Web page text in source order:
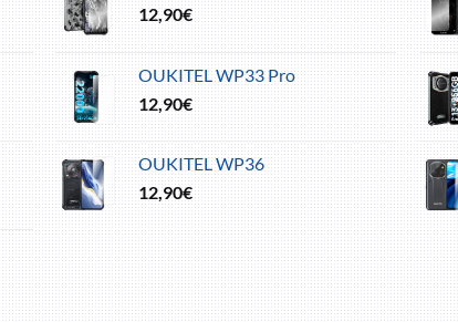
12,90€
OUKITEL WP33 Pro
12,90€
OUKITEL WP36
12,90€